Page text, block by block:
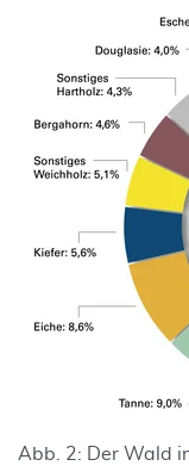
Abb. 2: Der Wald